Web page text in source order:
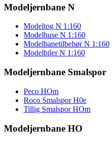
Modeljernbane N
Modeltog N 1:160
Modelhuse N 1:160
Modelbanetilbehør N 1:160
Modelbiler N 1:160
Modeljernbane Smalspor
Peco HOm
Roco Smalspor H0e
Tillig Smalspor HOm
Modeljernbane HO